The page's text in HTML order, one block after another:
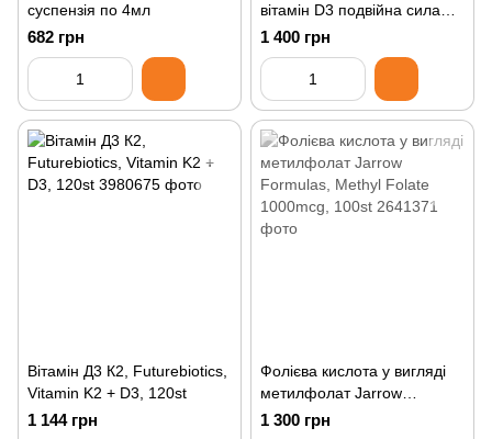
суспензія по 4мл
682 грн
вітамін D3 подвійна сила
дії, 50мкг (2000 МО), 360st
1 400 грн
Вітамін Д3 К2, Futurebiotics,
Vitamin K2 + D3, 120st
1 144 грн
Фолієва кислота у вигляді
метилфолат Jarrow
Formulas, Methyl Folate
1 300 грн